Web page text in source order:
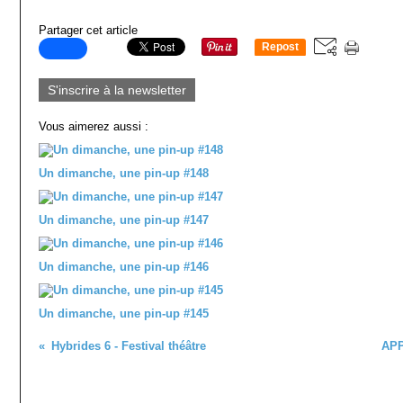
Partager cet article
Repost
S'inscrire à la newsletter
Vous aimerez aussi :
Un dimanche, une pin-up #148
Un dimanche, une pin-up #147
Un dimanche, une pin-up #146
Un dimanche, une pin-up #145
Hybrides 6 - Festival théâtre